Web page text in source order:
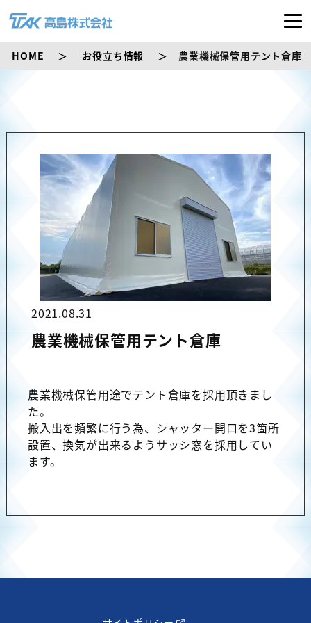
テント倉庫（TAKシートハウス）
伸縮式テント倉庫
張替・補修
産業用太陽光
導入の流れ
HOME お役立ち情報 農業機械保管用テント倉庫
2021.08.31
農業機械保管用テント倉庫
農業機械保管用途でテント倉庫を採用頂きまし
た。
搬入出を頻繁に行う為、シャッター開口を3箇所
設置、換気が出来るようサッシ窓を採用してい
ます。